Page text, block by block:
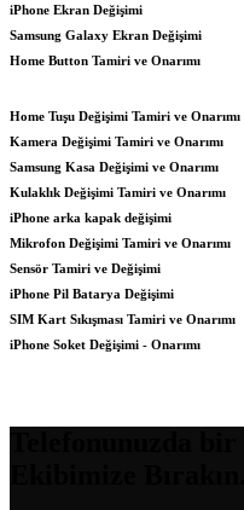
iPhone Ekran Değişimi
Samsung Galaxy Ekran Değişimi
Home Button Tamiri ve Onarımı
Home Tuşu Değişimi Tamiri ve Onarımı
Kamera Değişimi Tamiri ve Onarımı
Samsung Kasa Değişimi ve Onarımı
Kulaklık Değişimi Tamiri ve Onarımı
iPhone arka kapak değişimi
Mikrofon Değişimi Tamiri ve Onarımı
Sensör Tamiri ve Değişimi
iPhone Pil Batarya Değişimi
SIM Kart Sıkışması Tamiri ve Onarımı
iPhone Soket Değişimi - Onarımı